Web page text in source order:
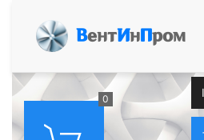
ВентИнПром
0